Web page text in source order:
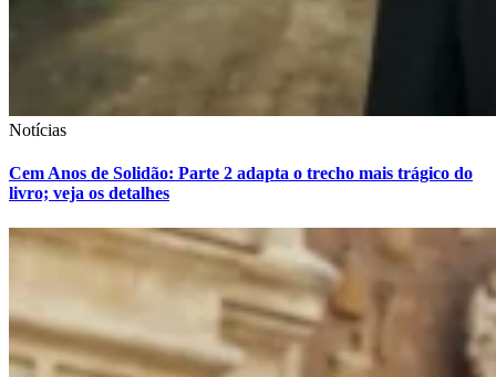
Notícias
Cem Anos de Solidão: Parte 2 adapta o trecho mais trágico do
livro; veja os detalhes